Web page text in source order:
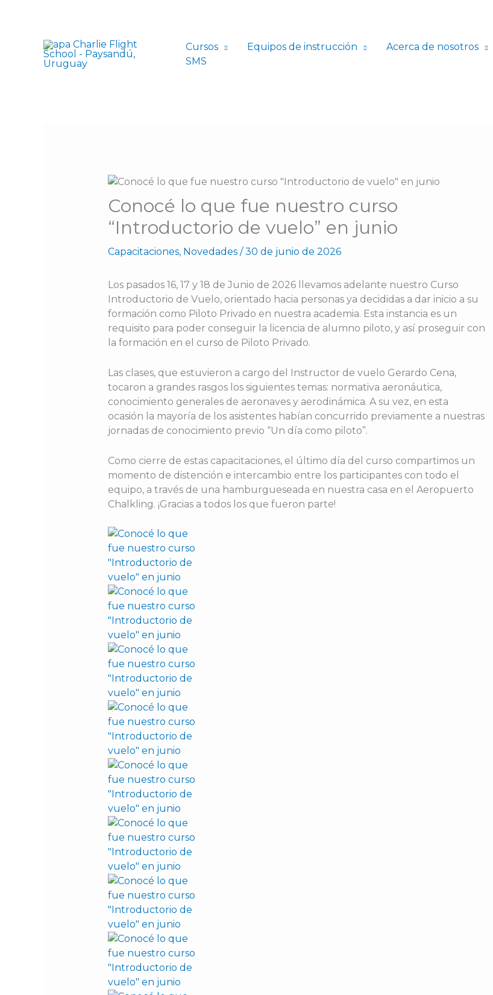
Cursos
Equipos de instrucción Acerca de nosotros
SMS
Conocé lo que fue nuestro curso
“Introductorio de vuelo” en junio
Capacitaciones, Novedades/30 de junio de 2026
Los pasados 16, 17 y 18 de Junio de 2026 llevamos adelante nuestro Curso
Introductorio de Vuelo, orientado hacia personas ya decididas a dar inicio a su
formación como Piloto Privado en nuestra academia. Esta instancia es un
requisito para poder conseguir la licencia de alumno piloto, y así proseguir con
la formación en el curso de Piloto Privado.
Las clases, que estuvieron a cargo del Instructor de vuelo Gerardo Cena,
tocaron a grandes rasgos los siguientes temas: normativa aeronáutica,
conocimiento generales de aeronaves y aerodinámica. A su vez, en esta
ocasión la mayoría de los asistentes habían concurrido previamente a nuestras
jornadas de conocimiento previo “Un día como piloto”.
Como cierre de estas capacitaciones, el último día del curso compartimos un
momento de distención e intercambio entre los participantes con todo el
equipo, a través de una hamburgueseada en nuestra casa en el Aeropuerto
Chalkling. ¡Gracias a todos los que fueron parte!